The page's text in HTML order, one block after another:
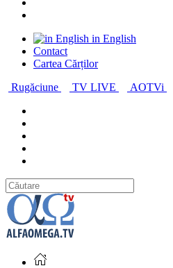
in English
Contact
Cartea Cărților
Rugăciune
TV LIVE AOTVi